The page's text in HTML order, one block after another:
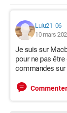
Lulu21_06
10 mars
Je suis sur
pour ne pas
commandes sur
Commenter